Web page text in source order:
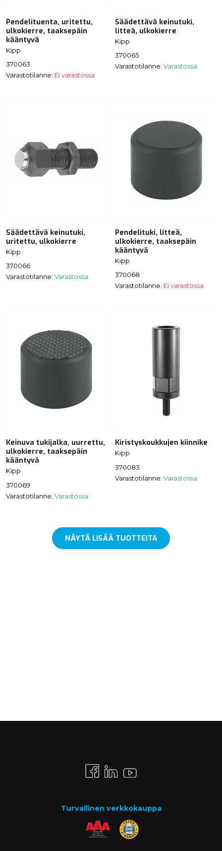
Pendelituenta, uritettu,
ulkokierre, taaksepäin
kääntyvä
Kipp
370063
Varastotilanne: Ei varastossa
Säädettävä keinutuki,
litteä, ulkokierre
Kipp
370065
Varastotilanne: Varastossa
Säädettävä keinutuki,
uritettu, ulkokierre
Kipp
370066
Varastotilanne: Varastossa
Pendelituki, litteä,
ulkokierre, taaksepäin
kääntyvä
Kipp
370068
Varastotilanne: Ei varastossa
Keinuva tukijalka, uurrettu,
ulkokierre, taaksepäin
kääntyvä
Kipp
370069
Varastotilanne: Varastossa
Kiristyskoukkujen kiinnike
Kipp
370083
Varastotilanne: Varastossa
NÄYTÄ LISÄÄ TUOTTEITA
Turvallinen verkkokauppa